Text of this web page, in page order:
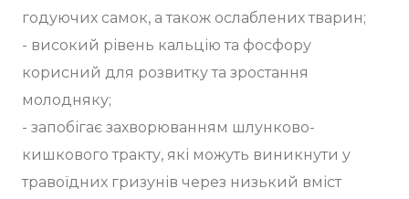
годуючих самок, а також ослаблених тварин;
- високий рівень кальцію та фосфору
корисний для розвитку та зростання
молодняку;
- запобігає захворюванням шлунково-
кишкового тракту, які можуть виникнути у
травоїдних гризунів через низький вміст